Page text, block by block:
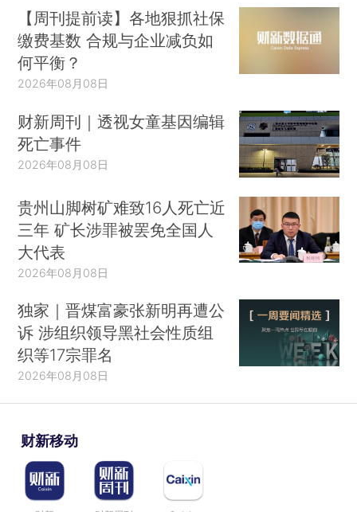
【周刊提前读】各地狠抓社保
缴费基数 合规与企业减负如
何平衡？
2026年08月08日
财新周刊｜透视女童基因编辑
死亡事件
2026年08月08日
贵州山脚树矿难致16人死亡近
三年 矿长涉罪被罢免全国人
大代表
2026年08月08日
独家｜晋煤富豪张新明再遭公
诉 涉组织领导黑社会性质组
织等17宗罪名
2026年08月08日
财新移动